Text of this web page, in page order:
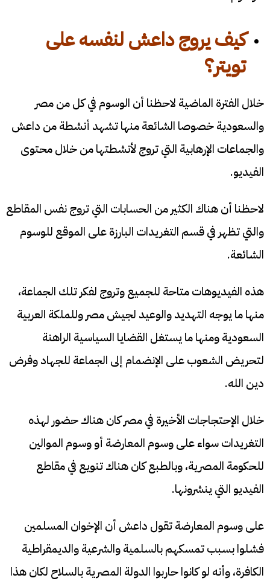
كيف يروج داعش لنفسه على
تويتر؟
خلال الفترة الماضية لاحظنا أن الوسوم في كل من مصر
والسعودية خصوصا الشائعة منها تشهد أنشطة من داعش
والجماعات الإرهابية التي تروج لأنشطتها من خلال محتوى
الفيديو.
لاحظنا أن هناك الكثير من الحسابات التي تروج نفس المقاطع
والتي تظهر في قسم التغريدات البارزة على الموقع للوسوم
الشائعة.
هذه الفيديوهات متاحة للجميع وتروج لفكر تلك الجماعة،
منها ما يوجه التهديد والوعيد لجيش مصر وللملكة العربية
السعودية ومنها ما يستغل القضايا السياسية الراهنة
لتحريض الشعوب على الإنضمام إلى الجماعة للجهاد وفرض
دين الله.
خلال الإحتجاجات الأخيرة في مصر كان هناك حضور لهذه
التغريدات سواء على وسوم المعارضة أو وسوم الموالين
للحكومة المصرية، وبالطبع كان هناك تنويع في مقاطع
الفيديو التي ينشرونها.
على وسوم المعارضة تقول داعش أن الإخوان المسلمين
فشلوا بسبب تمسكهم بالسلمية والشرعية والديمقراطية
الكافرة، وأنه لو كانوا حاربوا الدولة المصرية بالسلاح لكان هذا